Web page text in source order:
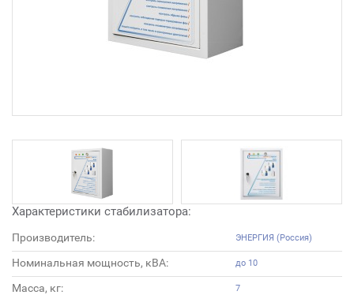
Характеристики стабилизатора:
Производитель: ЭНЕРГИЯ (Россия)
Номинальная мощность, кВА: до 10
Масса, кг: 7